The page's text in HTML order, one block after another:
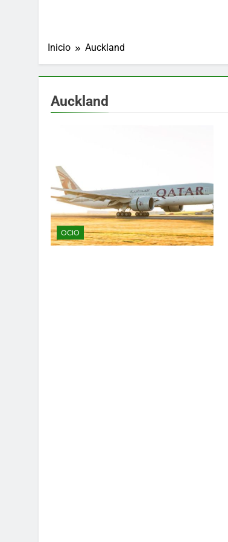
Inicio Auckland
Auckland
OCIO